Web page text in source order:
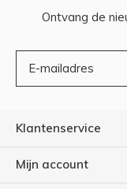
Ontvang de
Klantenservice
Mijn account